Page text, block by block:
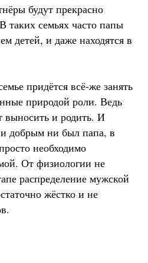
будут прекрасно
таких семьях часто папы
детей, и даже находятся в
придётся всё-же занять
природой роли. Ведь
и родить. И
добрым ни был папа, в
необходимо
От физиологии не
распределение мужской
жёстко и не